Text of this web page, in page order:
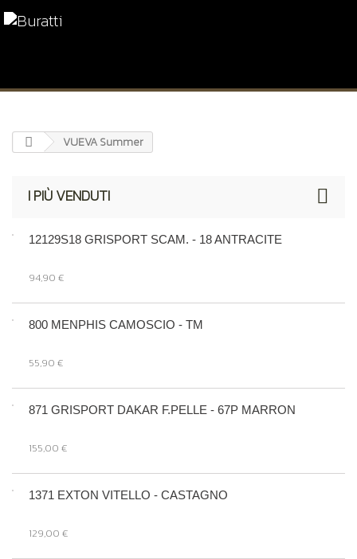
VUEVA Summer
I PIÙ VENDUTI
12129S18 GRISPORT SCAM. - 18 ANTRACITE
94,90 €
800 MENPHIS CAMOSCIO - TM
55,90 €
871 GRISPORT DAKAR F.PELLE - 67P MARRON
155,00 €
1371 EXTON VITELLO - CASTAGNO
129,00 €